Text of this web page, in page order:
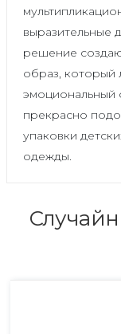
выразительные
решение
образ, который
эмоциональный
прекрасно
упаковки
одежды.